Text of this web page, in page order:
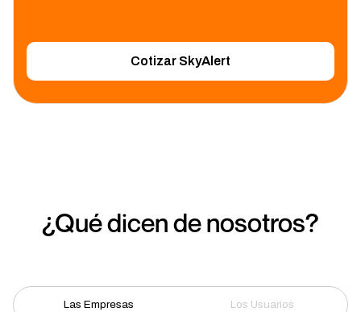
Cotizar SkyAlert
¿Qué dicen de nosotros?
Las Empresas Los Usuarios